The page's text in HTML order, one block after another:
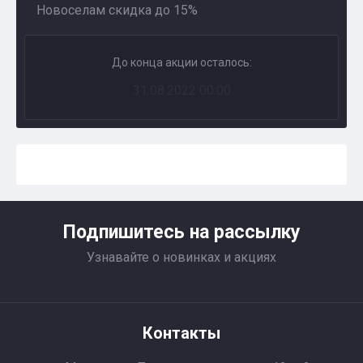
Новоселам скидка до 15%
До конца акции осталось:
Подпишитесь на рассылку
Узнавайте о новинках и акциях
Контакты